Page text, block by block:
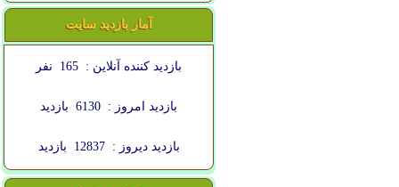
آمار بازدید سایت
بازدید کننده آنلاین : 165 نفر
بازدید امروز : 6130 بازدید
بازدید دیروز : 12837 بازدید